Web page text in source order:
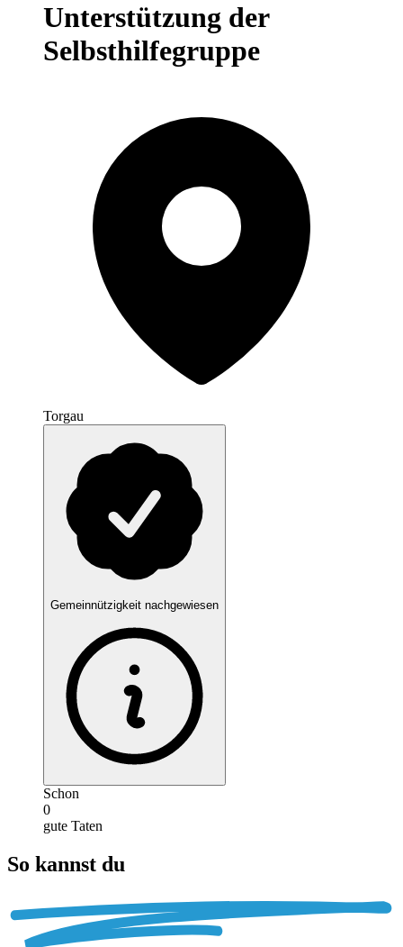
Unterstützung der
Selbsthilfegruppe
Torgau
Gemeinnützigkeit nachgewiesen
Schon
0
gute Taten
So kannst du